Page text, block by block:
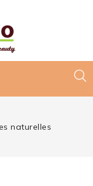
naturelles